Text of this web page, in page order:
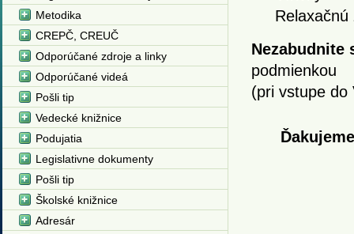
Relaxačnú
podmienkou
(pri vstupe do
Metodika
CREPČ, CREUČ
Odporúčané zdroje a linky
Odporúčané videá
Pošli tip
Vedecké knižnice
Podujatia
Legislativne dokumenty
Pošli tip
Školské knižnice
Adresár